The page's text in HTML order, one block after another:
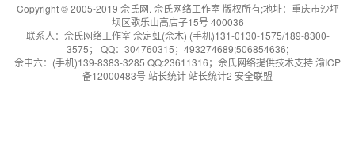
Copyright © 2005-2019 佘氏网. 佘氏网络工作室 版权所有;地址：重庆市沙坪
坝区歌乐山高店子15号 400036
联系人：佘氏网络工作室 佘定虹(佘木) (手机)131-0130-1575/189-8300-
3575； QQ：304760315；493274689;506854636;
佘中六：(手机)139-8383-3285 QQ:23611316； 佘氏网络提供技术支持渝ICP
备12000483号 站长统计站长统计2 安全联盟